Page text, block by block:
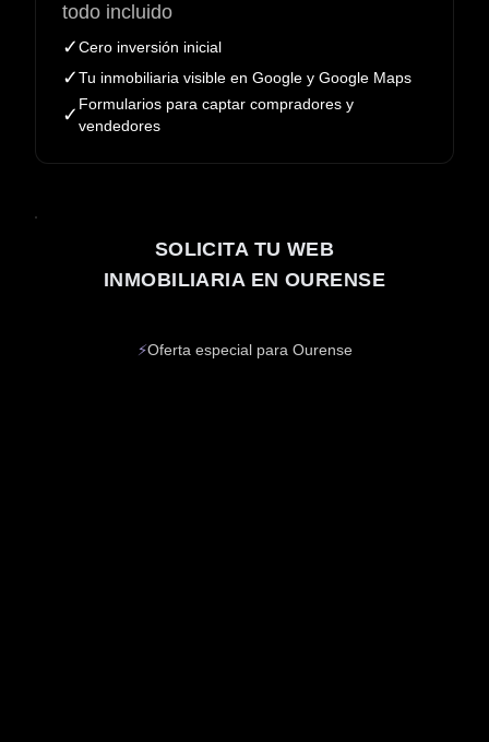
todo incluido
✓Cero inversión inicial
✓Tu inmobiliaria visible en Google y Google Maps
✓ Formularios para captar compradores y
vendedores
SOLICITA TU WEB
INMOBILIARIA EN OURENSE
⚡Oferta especial para Ourense